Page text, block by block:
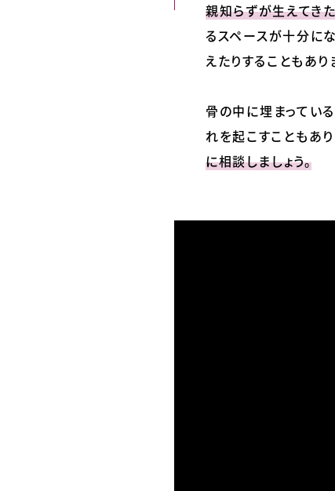
親知らずが生えてき
るスペースが十分に
えたりすることもあり
骨の中に埋まってい
れを起こすこともあ
に相談しましょう。